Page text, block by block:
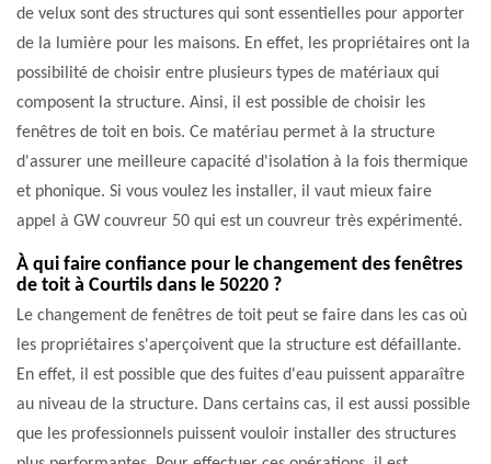
de velux sont des structures qui sont essentielles pour apporter
de la lumière pour les maisons. En effet, les propriétaires ont la
possibilité de choisir entre plusieurs types de matériaux qui
composent la structure. Ainsi, il est possible de choisir les
fenêtres de toit en bois. Ce matériau permet à la structure
d'assurer une meilleure capacité d'isolation à la fois thermique
et phonique. Si vous voulez les installer, il vaut mieux faire
appel à GW couvreur 50 qui est un couvreur très expérimenté.
À qui faire confiance pour le changement des fenêtres
de toit à Courtils dans le 50220 ?
Le changement de fenêtres de toit peut se faire dans les cas où
les propriétaires s'aperçoivent que la structure est défaillante.
En effet, il est possible que des fuites d'eau puissent apparaître
au niveau de la structure. Dans certains cas, il est aussi possible
que les professionnels puissent vouloir installer des structures